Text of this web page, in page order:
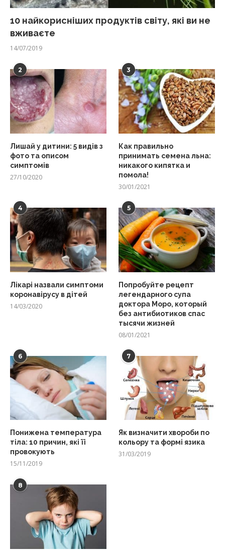
10 найкорисніших продуктів світу, які ви не
вживаєте
14/07/2019
2
Лишай у дитини: 5 видів з
фото та описом
симптомів
27/10/2020
3
Как правильно
принимать семена льна:
никакого кипятка и
помола!
30/01/2021
4
Лікарі назвали симптоми
коронавірусу в дітей
14/03/2020
5
Попробуйте рецепт
легендарного супа
доктора Моро, который
без антибиотиков спас
тысячи жизней
08/01/2021
6
Понижена температура
тіла: 10 причин, які її
провокують
15/11/2019
7
Як визначити хвороби по
кольору та формі язика
31/03/2019
8